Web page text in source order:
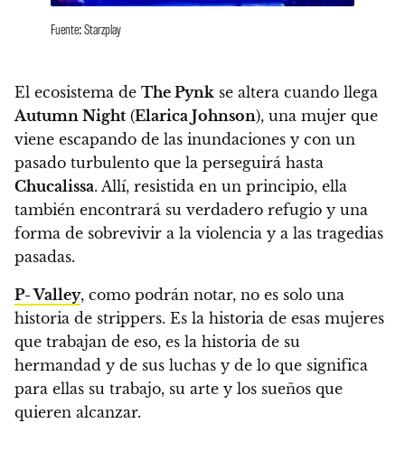
Fuente: Starzplay
El ecosistema de The Pynk se altera cuando llega
Autumn Night (Elarica Johnson), una mujer que
viene escapando de las inundaciones y con un
pasado turbulento que la perseguirá hasta
Chucalissa. Allí, resistida en un principio, ella
también encontrará su verdadero refugio y una
forma de sobrevivir a la violencia y a las tragedias
pasadas.
P- Valley, como podrán notar, no es solo una
historia de strippers. Es la historia de esas mujeres
que trabajan de eso, es la historia de su
hermandad y de sus luchas y de lo que significa
para ellas su trabajo, su arte y los sueños que
quieren alcanzar.